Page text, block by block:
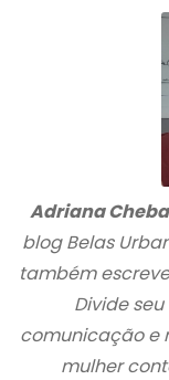
Adriana
blog Belas
também
Divide
comunicação e
mulher